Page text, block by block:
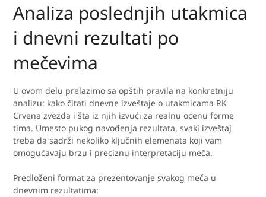
Analiza poslednjih utakmica
i dnevni rezultati po
mečevima
U ovom delu prelazimo sa opštih pravila na konkretniju
analizu: kako čitati dnevne izveštaje o utakmicama RK
Crvena zvezda i šta iz njih izvući za realnu ocenu forme
tima. Umesto pukog navođenja rezultata, svaki izveštaj
treba da sadrži nekoliko ključnih elemenata koji vam
omogućavaju brzu i preciznu interpretaciju meča.
Predloženi format za prezentovanje svakog meča u
dnevnim rezultatima: